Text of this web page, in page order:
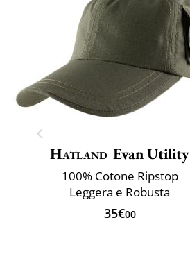
Hatland Evan Utility
100% Cotone Ripstop
Leggera e Robusta
35€00